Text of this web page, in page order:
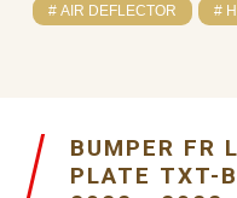
# AIR DEFLECTOR #
BUMPER FR
PLATE TXT-